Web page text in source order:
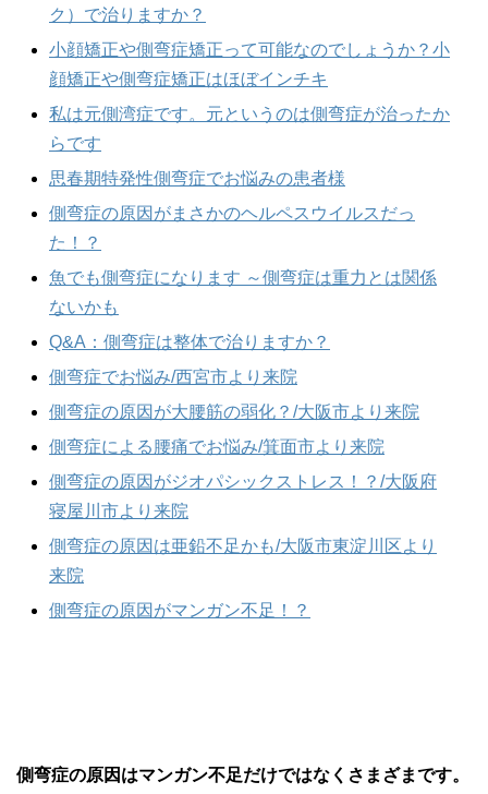
ク）で治りますか？
小顔矯正や側弯症矯正って可能なのでしょうか？小
顔矯正や側弯症矯正はほぼインチキ
私は元側湾症です。元というのは側弯症が治ったか
らです
思春期特発性側弯症でお悩みの患者様
側弯症の原因がまさかのヘルペスウイルスだっ
た！？
魚でも側弯症になります ～側弯症は重力とは関係
ないかも
Q&A：側弯症は整体で治りますか？
側弯症でお悩み/西宮市より来院
側弯症の原因が大腰筋の弱化？/大阪市より来院
側弯症による腰痛でお悩み/箕面市より来院
側弯症の原因がジオパシックストレス！？/大阪府
寝屋川市より来院
側弯症の原因は亜鉛不足かも/大阪市東淀川区より
来院
側弯症の原因がマンガン不足！？
側弯症の原因はマンガン不足だけではなくさまざまです。